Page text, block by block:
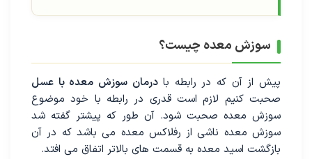
سوزش معده چیست؟
پیش از آن که در رابطه بادرمان سوزش معده با عسل
صحبت کنیم لازم است قدری در رابطه با خود موضوع
سوزش معده صحبت شود. آن طور که پیشتر گفته شد
سوزش معده ناشی از رفلاکس معده می باشد که در آن
بازگشت اسید معده به قسمت های بالا‌تر اتفاق می افتد.